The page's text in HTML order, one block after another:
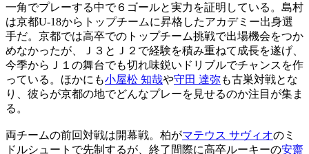
一角でプレーする中で６ゴールと実力を証明している。島村
は京都U-18からトップチームに昇格したアカデミー出身選
手だ。京都では高卒でのトップチーム挑戦で出場機会をつか
めなかったが、Ｊ３とＪ２で経験を積み重ねて成長を遂げ、
今季からＪ１の舞台でも切れ味鋭いドリブルでチャンスを作
っている。ほかにも小屋松 知哉や守田 達弥も古巣対戦とな
り、彼らが京都の地でどんなプレーを見せるのか注目が集ま
る。
両チームの前回対戦は開幕戦。柏がマテウス サヴィオのミ
ドルシュートで先制するが、終了間際に高卒ルーキーの安齋